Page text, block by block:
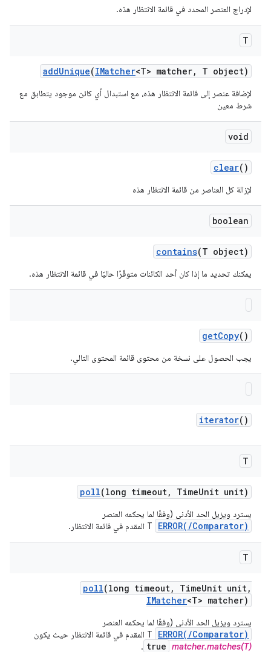
لإدراج العنصر المحدد في قائمة الانتظار هذه.
T
addUnique(IMatcher<T> matcher, T object)
لإضافة عنصر إلى قائمة الانتظار هذه، مع استبدال أي كائن موجود يتطابق مع
شرط معين
void
clear()
لإزالة كل العناصر من قائمة الانتظار هذه
boolean
contains(T object)
يمكنك تحديد ما إذا كان أحد الكائنات متوفّرًا حاليًا في قائمة الانتظار هذه.
getCopy()
يجب الحصول على نسخة من محتوى قائمة المحتوى التالي.
iterator()
T
poll(long timeout, TimeUnit unit)
يسترد ويزيل الحد الأدنى (وفقًا لما يحكمه العنصر
ERROR(/Comparator)
T
poll(long timeout, TimeUnit unit,
IMatcher<T> matcher)
يسترد ويزيل الحد الأدنى (وفقًا لما يحكمه العنصر
ERROR(/Comparator)
matcher.matches(T)
true
.